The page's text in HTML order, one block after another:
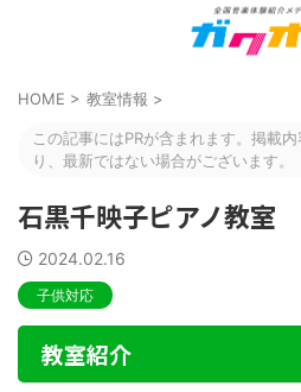
HOME > 教室情報 >
この記事にはPRが含まれます。掲載
り、最新ではない場合がございます。
石黒千映子ピアノ教室
2024.02.16
子供対応
教室紹介